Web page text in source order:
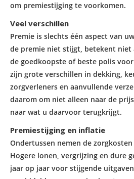
om premiestijging te voorkomen.
Veel verschillen
Premie is slechts één aspect van
de premie niet stijgt, betekent
de goedkoopste of beste polis
zijn grote verschillen in dekking,
zorgverleners en aanvullende
daarom om niet alleen naar de
naar wat u daarvoor terugkrijgt.
Premiestijging en inflatie
Ondertussen nemen de
Hogere lonen, vergrijzing en dure
jaar op jaar voor stijgende